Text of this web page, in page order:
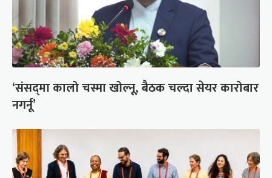
‘संसद्‍मा कालो चस्मा खोल्नू, बैठक चल्दा सेयर कारोबार
नगर्नू’